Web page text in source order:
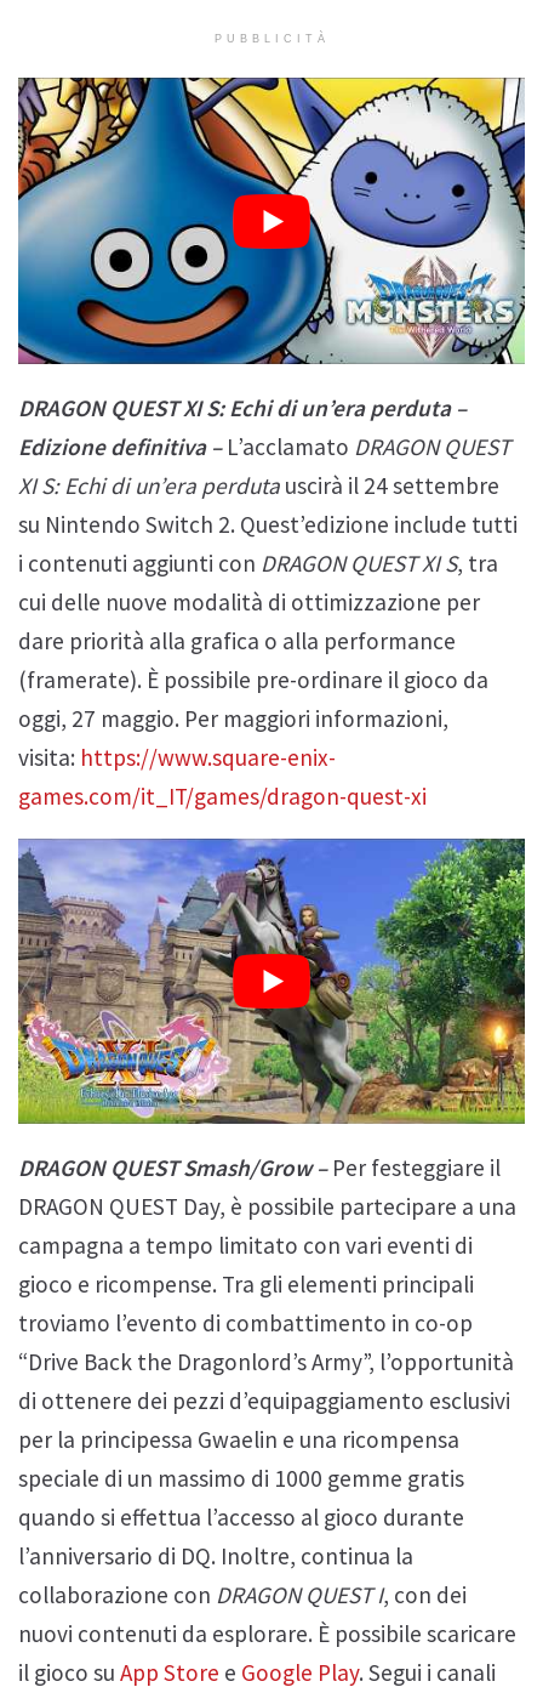
PUBBLICITÀ
DRAGON QUEST XI S: Echi di un’era perduta –
Edizione definitiva –L’acclamato DRAGON QUEST
XI S: Echi di un’era perduta uscirà il 24 settembre
su Nintendo Switch 2. Quest’edizione include tutti
i contenuti aggiunti con DRAGON QUEST XI S, tra
cui delle nuove modalità di ottimizzazione per
dare priorità alla grafica o alla performance
(framerate). È possibile pre-ordinare il gioco da
oggi, 27 maggio. Per maggiori informazioni,
visita: https://www.square-enix-
games.com/it_IT/games/dragon-quest-xi
DRAGON QUEST Smash/Grow –Per festeggiare il
DRAGON QUEST Day, è possibile partecipare a una
campagna a tempo limitato con vari eventi di
gioco e ricompense. Tra gli elementi principali
troviamo l’evento di combattimento in co-op
“Drive Back the Dragonlord’s Army”, l’opportunità
di ottenere dei pezzi d’equipaggiamento esclusivi
per la principessa Gwaelin e una ricompensa
speciale di un massimo di 1000 gemme gratis
quando si effettua l’accesso al gioco durante
l’anniversario di DQ. Inoltre, continua la
collaborazione con DRAGON QUEST I, con dei
nuovi contenuti da esplorare. È possibile scaricare
il gioco su App Store e Google Play. Segui i canali